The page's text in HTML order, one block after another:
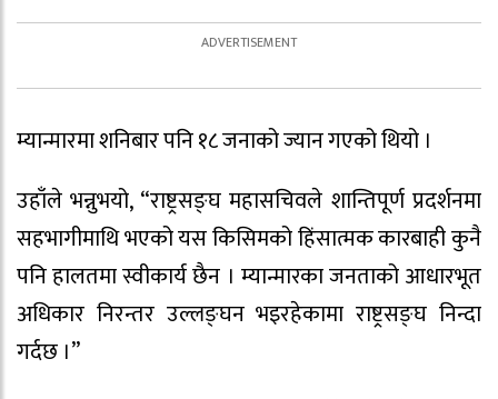
म्यान्मारमा शनिबार पनि १८ जनाको ज्यान गएको थियो ।
उहाँले भन्नुभयो, “राष्ट्रसङ्घ महासचिवले शान्तिपूर्ण प्रदर्शनमा
सहभागीमाथि भएको यस किसिमको हिंसात्मक कारबाही कुनै
पनि हालतमा स्वीकार्य छैन । म्यान्मारका जनताको आधारभूत
अधिकार निरन्तर उल्लङ्घन भइरहेकामा राष्ट्रसङ्घ निन्दा
गर्दछ ।”